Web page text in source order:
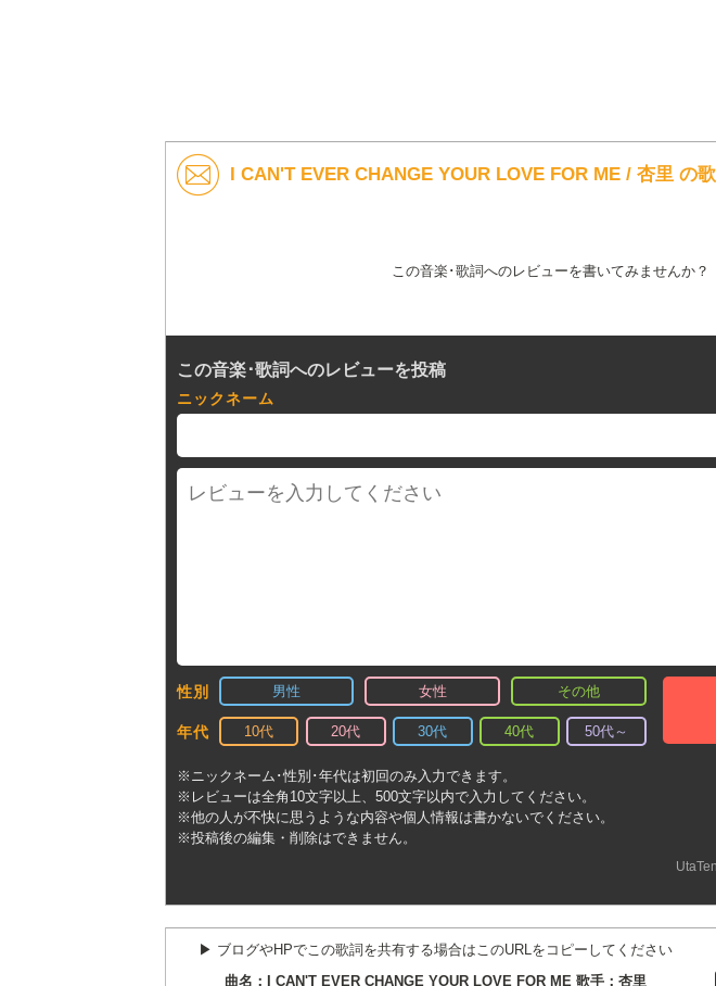
I CAN'T EVER CHANGE YOUR LOVE FOR ME / 杏里 の
この音楽･歌詞へのレビューを書いてみませんか？
この音楽･歌詞へのレビューを投稿
ニックネーム
性別 男性 女性 その他
年代 10代 20代 30代 40代 50代～
※ニックネーム･性別･年代は初回のみ入力できます。
※レビューは全角10文字以上、500文字以内で入力してください。
※他の人が不快に思うような内容や個人情報は書かないでください。
※投稿後の編集・削除はできません。
▶︎ ブログやHPでこの歌詞を共有する場合はこのURLをコピーしてください
曲名：I CAN'T EVER CHANGE YOUR LOVE FOR ME 歌手：杏里